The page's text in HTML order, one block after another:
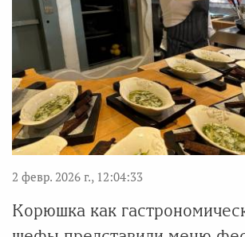
2 февр. 2026 г., 12:04:33
Корюшка как